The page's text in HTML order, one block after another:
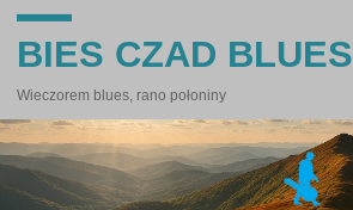
BIES CZAD BLUES
Wieczorem blues, rano połoniny